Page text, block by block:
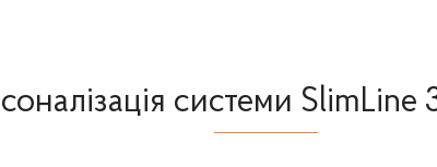
системи SlimLine